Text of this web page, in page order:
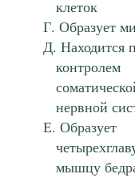
клеток
Образует
Находится
контролем
нервной
Образует
мышцу